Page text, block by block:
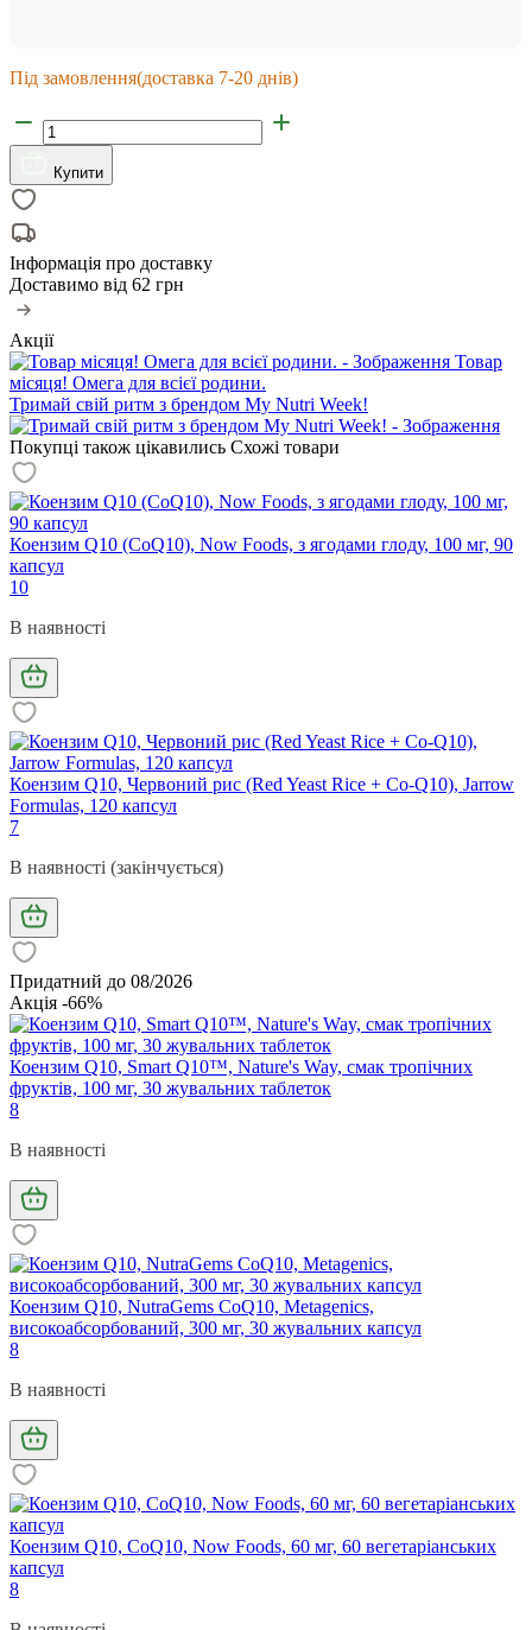
Під замовлення(доставка 7-20 днів)
Купити
Інформація про доставку
Доставимо від 62 грн
Акції
Товар
місяця! Омега для всієї родини.
Тримай свій ритм з брендом My Nutri Week!
Покупці також цікавились Схожі товари
Коензим Q10 (CoQ10), Now Foods, з ягодами глоду, 100 мг, 90
капсул
10
В наявності
Коензим Q10, Червоний рис (Red Yeast Rice + Co-Q10), Jarrow
Formulas, 120 капсул
7
В наявності (закінчується)
Придатний до 08/2026
Акція -66%
Коензим Q10, Smart Q10™, Nature's Way, смак тропічних
фруктів, 100 мг, 30 жувальних таблеток
8
В наявності
Коензим Q10, NutraGems CoQ10, Metagenics,
високоабсорбований, 300 мг, 30 жувальних капсул
8
В наявності
Коензим Q10, CoQ10, Now Foods, 60 мг, 60 вегетаріанських
капсул
8